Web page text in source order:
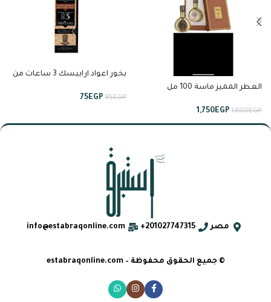
العطر المميز ماسة 100 مل
1,800EGP
1,750EGP
بخور اعواد ارابيسك 3 ساعات من
95EGP
75EGP
مصر 201027747315+
info@estabraqonline.com
© جميع الحقوق محفوظة – estabraqonline.com